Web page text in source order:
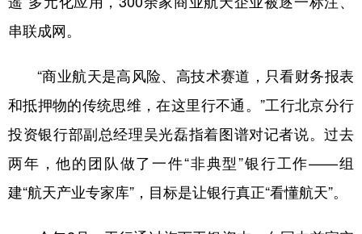
串联成网。
“商业航天是高风险、高技术赛道，只看财务报表
和抵押物的传统思维，在这里行不通。”工行北京分行
投资银行部副总经理吴光磊指着图谱对记者说。过去
两年，他的团队做了一件“非典型”银行工作——组
建“航天产业专家库”，目标是让银行真正“看懂航天”。